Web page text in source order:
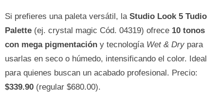
Si prefieres una paleta versátil, la Studio Look 5 Tudio
Palette (ej. crystal magic Cód. 04319) ofrece 10 tonos
con mega pigmentación y tecnología Wet & Dry para
usarlas en seco o húmedo, intensificando el color. Ideal
para quienes buscan un acabado profesional. Precio:
$339.90 (regular $680.00).